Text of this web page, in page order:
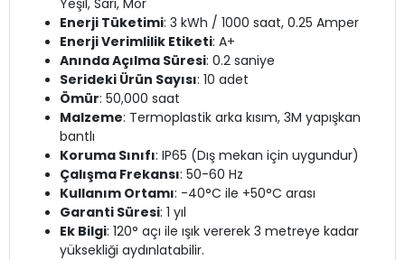
Yeşil, Sarı, Mor
Enerji Tüketimi: 3 kWh / 1000 saat, 0.25 Amper
Enerji Verimlilik Etiketi: A+
Anında Açılma Süresi: 0.2 saniye
Serideki Ürün Sayısı: 10 adet
Ömür: 50,000 saat
Malzeme: Termoplastik arka kısım, 3M yapışkan
bantlı
Koruma Sınıfı: IP65 (Dış mekan için uygundur)
Çalışma Frekansı: 50-60 Hz
Kullanım Ortamı: -40°C ile +50°C arası
Garanti Süresi: 1 yıl
Ek Bilgi: 120° açı ile ışık vererek 3 metreye kadar
yüksekliği aydınlatabilir.